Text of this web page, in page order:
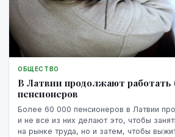
ОБЩЕСТВО
В Латвии продолжают работать
пенсионеров
Более 60 000 пенсионеров в Латвии
и не все из них делают это, чтобы
на рынке труда, но и затем, чтобы